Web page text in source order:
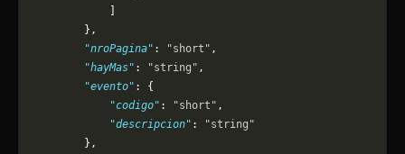
        },
        "nroPagina"
: "short" ,
        "hayMas"
: "string" ,
        "evento"
: {
            "codigo"
: "short" ,
            "descripcion"
:
"string"
        },